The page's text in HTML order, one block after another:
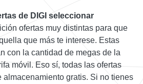
de DIGI seleccionar
ofertas muy distintas para que
que más te interese. Estas
con la cantidad de megas de la
móvil. Eso sí, todas las ofertas
almacenamiento gratis. Si no tienes